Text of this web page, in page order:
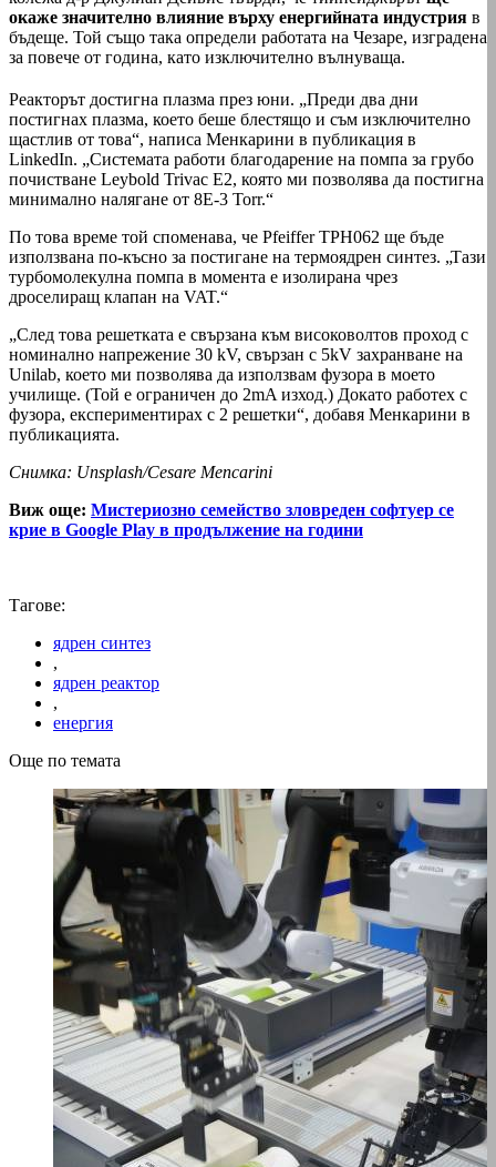
окаже значително влияние върху енергийната индустрия в
бъдеще. Той също така определи работата на Чезаре, изградена
за повече от година, като изключително вълнуваща.
Реакторът достигна плазма през юни. „Преди два дни
постигнах плазма, което беше блестящо и съм изключително
щастлив от това“, написа Менкарини в публикация в
LinkedIn. „Системата работи благодарение на помпа за грубо
почистване Leybold Trivac E2, която ми позволява да постигна
минимално налягане от 8E-3 Torr.“
По това време той споменава, че Pfeiffer TPH062 ще бъде
използвана по-късно за постигане на термоядрен синтез. „Тази
турбомолекулна помпа в момента е изолирана чрез
дроселиращ клапан на VAT.“
„След това решетката е свързана към високоволтов проход с
номинално напрежение 30 kV, свързан с 5kV захранване на
Unilab, което ми позволява да използвам фузора в моето
училище. (Той е ограничен до 2mA изход.) Докато работех с
фузора, експериментирах с 2 решетки“, добавя Менкарини в
публикацията.
Снимка: Unsplash/Cesare Mencarini
Виж още: Мистериозно семейство зловреден софтуер се
крие в Google Play в продължение на години
Тагове:
ядрен синтез
,
ядрен реактор
,
енергия
Още по темата